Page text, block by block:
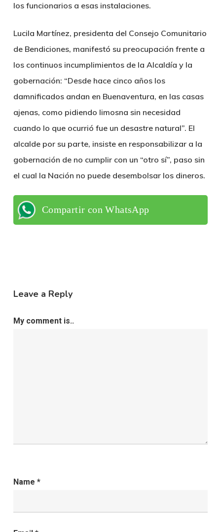
los funcionarios a esas instalaciones.
Lucila Martínez, presidenta del Consejo Comunitario
de Bendiciones, manifestó su preocupación frente a
los continuos incumplimientos de la Alcaldía y la
gobernación: “Desde hace cinco años los
damnificados andan en Buenaventura, en las casas
ajenas, como pidiendo limosna sin necesidad
cuando lo que ocurrió fue un desastre natural”. El
alcalde por su parte, insiste en responsabilizar a la
gobernación de no cumplir con un “otro sí”, paso sin
el cual la Nación no puede desembolsar los dineros.
Compartir con WhatsApp
Leave a Reply
My comment is..
Name *